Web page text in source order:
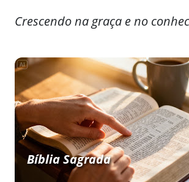
Crescendo na graça e no
Bíblia Sagrada